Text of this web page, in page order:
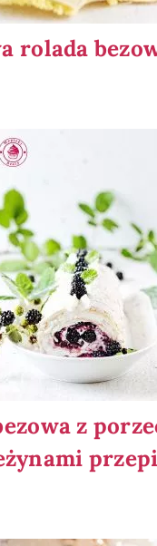
rolada
z